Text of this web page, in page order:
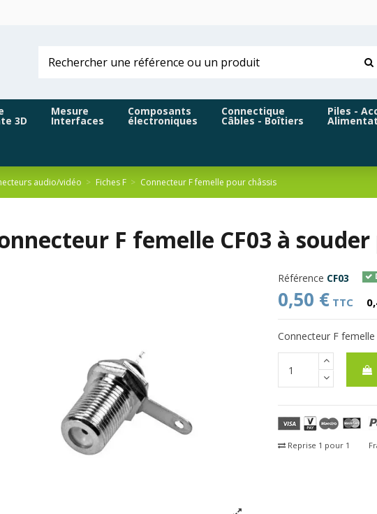
3D
Mesure
Interfaces
Composants
électroniques
Connectique
Câbles - Boîtiers
Piles -
audio/vidéo Fiches F Connecteur F femelle pour châssis
F femelle CF03 à
Référence CF03
0,50 € TTC
Connecteur F
Reprise 1 pour 1